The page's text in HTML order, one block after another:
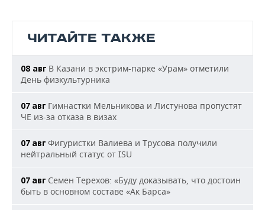
ЧИТАЙТЕ ТАКЖЕ
08 авг В Казани в экстрим-парке «Урам» отметили
День физкультурника
07 авг Гимнастки Мельникова и Листунова пропустят
ЧЕ из-за отказа в визах
07 авг Фигуристки Валиева и Трусова получили
нейтральный статус от ISU
07 авг Семен Терехов: «Буду доказывать, что достоин
быть в основном составе «Ак Барса»